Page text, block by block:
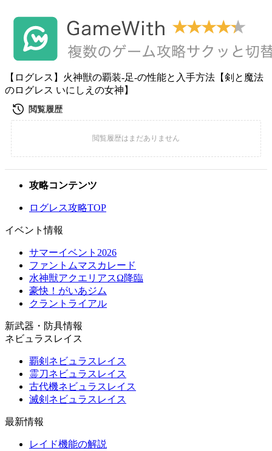
【ログレス】火神獣の覇装-足-の性能と入手方法【剣と魔法
のログレス いにしえの女神】
攻略コンテンツ
ログレス攻略TOP
イベント情報
サマーイベント2026
ファントムマスカレード
水神獣アクエリアスΩ降臨
豪快！がいあジム
クラントライアル
新武器・防具情報
ネビュラスレイス
覇剣ネビュラスレイス
霊刀ネビュラスレイス
古代機ネビュラスレイス
滅剣ネビュラスレイス
最新情報
レイド機能の解説